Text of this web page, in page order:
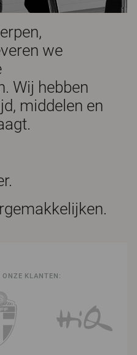
we
Wij hebben
middelen en
KLANTEN: